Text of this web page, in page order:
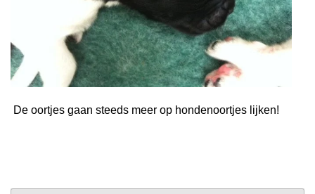
De oortjes gaan steeds meer op hondenoortjes lijken!